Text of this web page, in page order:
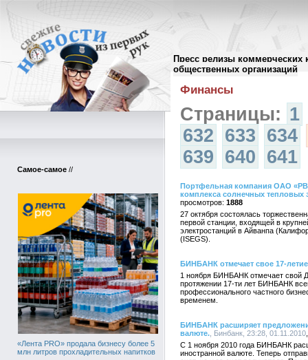
Пресс релизы коммерческих
общественных организаций
Самое-самое //
«Лента PRO» продала бизнесу более 5
млн литров прохладительных напитков
Архив пресс-релизов//
Финансы
Страницы: 1
632 633 634
639 640 641
Портфельная компания ОАО
комплекса солнечных тепловых
1888
27 октября состоялась
первой станции, входящей в
электростанций в Айванпа
(ISEGS).
БИНБАНК отмечает свое 17-
1 ноября БИНБАНК отмечает свой
протяжении 17-ти лет БИНБАНК
профессионального частного
временем.
БИНБАНК расширяет
валюте. , Бинбанк, 23:28, 01.11.2010
С 1 ноября 2010 года БИНБАНК
иностранной валюте. Теперь